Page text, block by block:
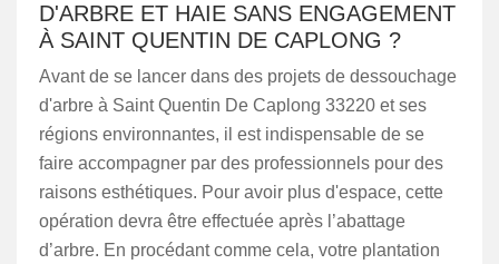
D'ARBRE ET HAIE SANS ENGAGEMENT
À SAINT QUENTIN DE CAPLONG ?
Avant de se lancer dans des projets de dessouchage
d'arbre à Saint Quentin De Caplong 33220 et ses
régions environnantes, il est indispensable de se
faire accompagner par des professionnels pour des
raisons esthétiques. Pour avoir plus d'espace, cette
opération devra être effectuée après l’abattage
d’arbre. En procédant comme cela, votre plantation